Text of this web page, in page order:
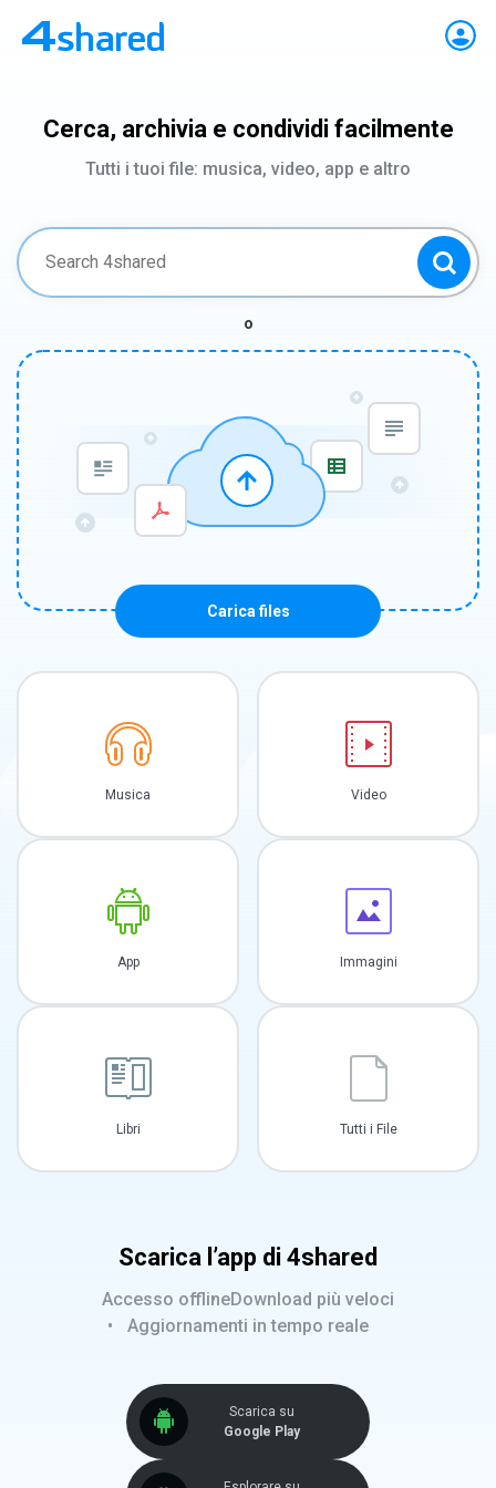
Cerca, archivia e condividi facilmente
Tutti i tuoi file: musica, video, app e altro
o
Carica files
Musica Video
App Immagini
Libri Tutti i File
Scarica l’app di 4shared
Accesso offlineDownload più veloci
Aggiornamenti in tempo reale
Scarica su
Google Play